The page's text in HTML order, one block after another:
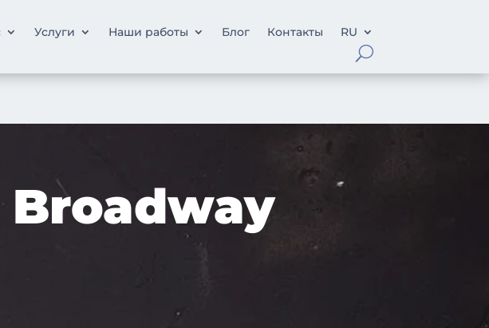
Услуги Наши работы Блог Контакты RU